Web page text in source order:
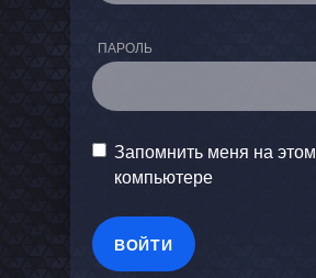
ПАРОЛЬ
Запомнить меня на этом
компьютере